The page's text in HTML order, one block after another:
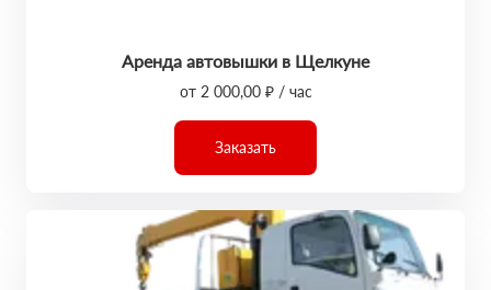
Аренда автовышки в Щелкуне
от 2 000,00 ₽ / час
Заказать